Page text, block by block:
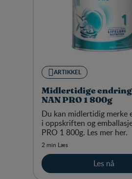
ARTIKKEL
Midlertidige
NAN PRO 1 800g
Du kan midlertidig merke
i oppskriften og
PRO 1 800g. Les mer her.
2 min Læs
Les nå